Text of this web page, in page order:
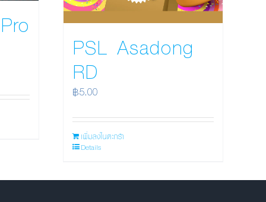
PSL Asadong
RD
฿5.00
เพิ่มลงในตะกร้า
Details